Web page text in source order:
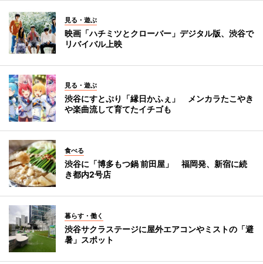
見る・遊ぶ
映画「ハチミツとクローバー」デジタル版、渋谷で
リバイバル上映
見る・遊ぶ
渋谷にすとぷり「縁日かふぇ」 メンカラたこやき
や楽曲流して育てたイチゴも
食べる
渋谷に「博多もつ鍋 前田屋」 福岡発、新宿に続
き都内2号店
暮らす・働く
渋谷サクラステージに屋外エアコンやミストの「避
暑」スポット